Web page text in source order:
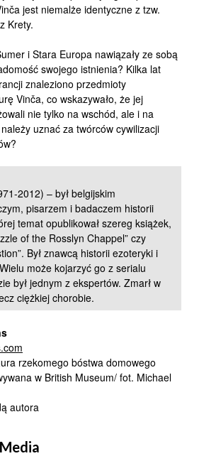
jest niemalże identyczne z tzw.
Krety.
i Stara Europa nawiązały ze sobą
swojego istnienia? Kilka lat
znaleziono przedmioty
Vinča, co wskazywało, że jej
nie tylko na wschód, ale i na
uznać za twórców cywilizacji
2012) – był belgijskim
pisarzem i badaczem historii
temat opublikował szereg książek,
of the Rosslyn Chappel” czy
Był znawcą historii ezoteryki i
może kojarzyć go z serialu
był jednym z ekspertów. Zmarł w
ciężkiej chorobie.
rzekomego bóstwa domowego
w British Museum/ fot. Michael
autora